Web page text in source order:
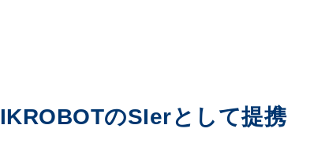
のSIerとして提携